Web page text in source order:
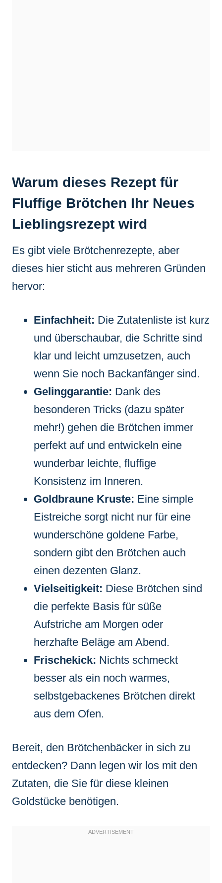
Warum dieses Rezept für
Fluffige Brötchen Ihr Neues
Lieblingsrezept wird
Es gibt viele Brötchenrezepte, aber
dieses hier sticht aus mehreren Gründen
hervor:
Einfachheit: Die Zutatenliste ist kurz
und überschaubar, die Schritte sind
klar und leicht umzusetzen, auch
wenn Sie noch Backanfänger sind.
Gelinggarantie: Dank des
besonderen Tricks (dazu später
mehr!) gehen die Brötchen immer
perfekt auf und entwickeln eine
wunderbar leichte, fluffige
Konsistenz im Inneren.
Goldbraune Kruste: Eine simple
Eistreiche sorgt nicht nur für eine
wunderschöne goldene Farbe,
sondern gibt den Brötchen auch
einen dezenten Glanz.
Vielseitigkeit: Diese Brötchen sind
die perfekte Basis für süße
Aufstriche am Morgen oder
herzhafte Beläge am Abend.
Frischekick: Nichts schmeckt
besser als ein noch warmes,
selbstgebackenes Brötchen direkt
aus dem Ofen.
Bereit, den Brötchenbäcker in sich zu
entdecken? Dann legen wir los mit den
Zutaten, die Sie für diese kleinen
Goldstücke benötigen.